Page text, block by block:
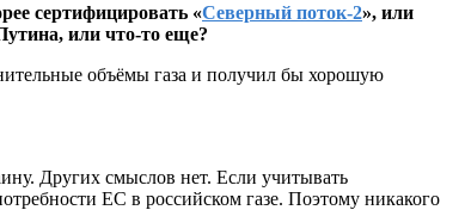
сертифицировать «Северный поток-2», или
или что-то еще?
объёмы газа и получил бы хорошую
Других смыслов нет. Если учитывать
ЕС в российском газе. Поэтому никакого